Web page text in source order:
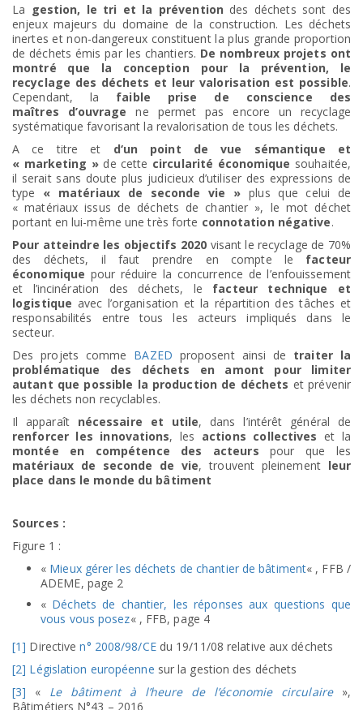
La gestion, le tri et la prévention des déchets sont des
enjeux majeurs du domaine de la construction. Les déchets
inertes et non-dangereux constituent la plus grande proportion
de déchets émis par les chantiers. De nombreux projets ont
montré que la conception pour la prévention, le
recyclage des déchets et leur valorisation est possible.
Cependant, la faible prise de conscience des
maîtres d’ouvrage ne permet pas encore un recyclage
systématique favorisant la revalorisation de tous les déchets.
A ce titre et d‘un point de vue sémantique et
« marketing »de cette circularité économique souhaitée,
il serait sans doute plus judicieux d’utiliser des expressions de
type « matériaux de seconde vie » plus que celui de
« matériaux issus de déchets de chantier », le mot déchet
portant en lui-même une très forte connotation négative.
Pour atteindre les objectifs 2020 visant le recyclage de 70%
des déchets, il faut prendre en compte le facteur
économique pour réduire la concurrence de l’enfouissement
et l’incinération des déchets, le facteur technique et
logistique avec l’organisation et la répartition des tâches et
responsabilités entre tous les acteurs impliqués dans le
secteur.
Des projets comme BAZED proposent ainsi de traiter la
problématique des déchets en amont pour limiter
autant que possible la production de déchets et prévenir
les déchets non recyclables.
Il apparaît nécessaire et utile, dans l’intérêt général de
renforcer les innovations, les actions collectives et la
montée en compétence des acteurs pour que les
matériaux de seconde de vie, trouvent pleinementleur
place dans le monde du bâtiment
Sources :
Figure 1 :
« Mieux gérer les déchets de chantier de bâtiment« , FFB /
ADEME, page 2
« Déchets de chantier, les réponses aux questions que
vous vous posez« , FFB, page 4
[1] Directiven° 2008/98/CEdu 19/11/08 relative aux déchets
[2] Législation européenne sur la gestion des déchets
[3] « Le bâtiment à l’heure de l’économie circulaire»,
Bâtimétiers N°43 – 2016